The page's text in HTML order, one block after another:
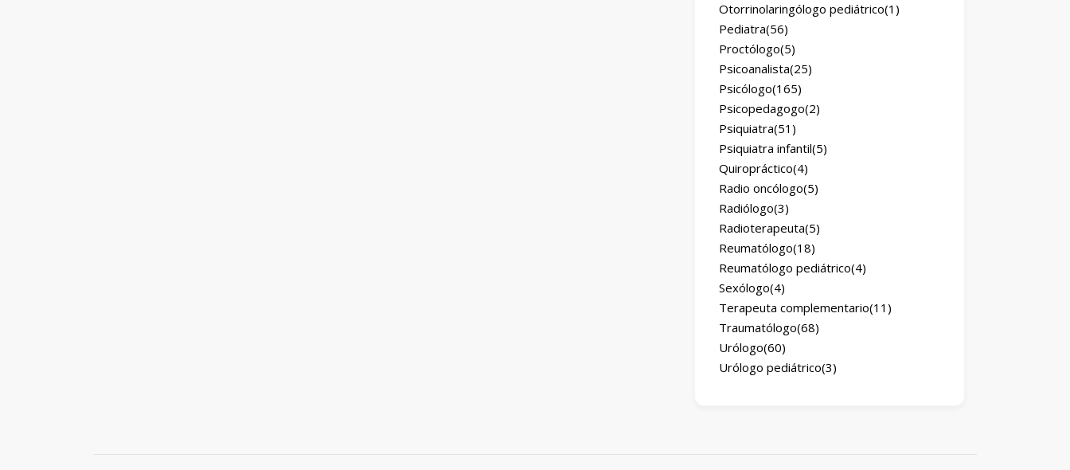
Otorrinolaringólogo pediátrico(1)
Pediatra(56)
Proctólogo(5)
Psicoanalista(25)
Psicólogo(165)
Psicopedagogo(2)
Psiquiatra(51)
Psiquiatra infantil(5)
Quiropráctico(4)
Radio oncólogo(5)
Radiólogo(3)
Radioterapeuta(5)
Reumatólogo(18)
Reumatólogo pediátrico(4)
Sexólogo(4)
Terapeuta complementario(11)
Traumatólogo(68)
Urólogo(60)
Urólogo pediátrico(3)